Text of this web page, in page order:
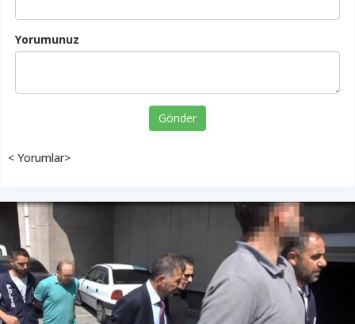
Yorumunuz
Gönder
< Yorumlar>